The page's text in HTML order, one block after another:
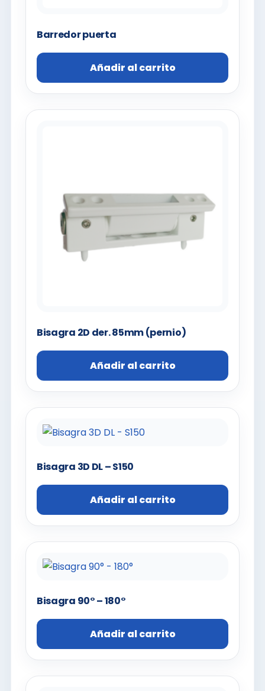
Barredor puerta
Añadir al carrito
Bisagra 2D der. 85mm (pernio)
Añadir al carrito
Bisagra 3D DL – S150
Añadir al carrito
Bisagra 90° – 180°
Añadir al carrito